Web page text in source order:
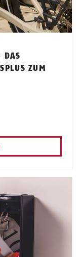
DAS
ZUM